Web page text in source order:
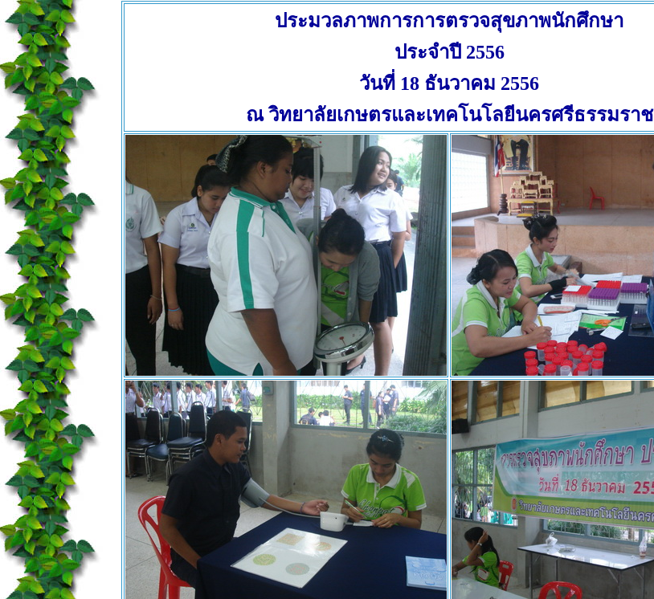
ประมวลภาพการการตรวจสุขภาพนักศึกษา
ประจำปี 2556
วันที่ 18 ธันวาคม 2556
ณ วิทยาลัยเกษตรและเทคโนโลยีนครศรีธรรมราช